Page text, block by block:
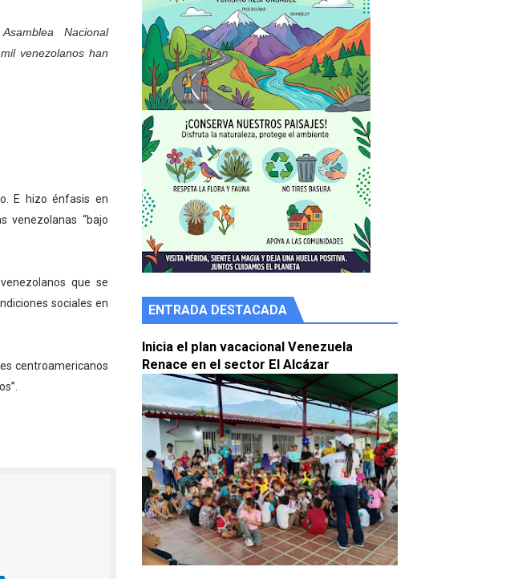
vida saludable
los 23 municipios
Ejido
detector Cherenkov de agua
edición Mérida
en Mérida
de dos quirófanos
Nacional
venezolanos han
E hizo énfasis en
venezolanas “bajo
que se
sociales en
centroamericanos
ENTRADA DESTACADA
Inicia el plan vacacional Venezuela
Renace en el sector El Alcázar